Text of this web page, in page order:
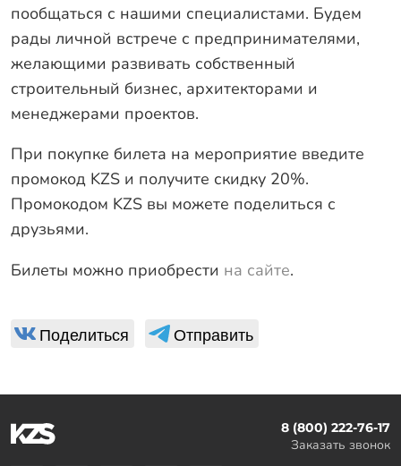
пообщаться с нашими специалистами. Будем
рады личной встрече с предпринимателями,
желающими развивать собственный
строительный бизнес, архитекторами и
менеджерами проектов.
При покупке билета на мероприятие введите
промокод KZS и получите скидку 20%.
Промокодом KZS вы можете поделиться с
друзьями.
Билеты можно приобрести на сайте.
Поделиться Отправить
8 (800) 222-76-17
Заказать звонок